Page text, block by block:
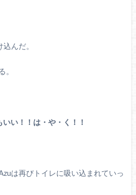
んだ。
。
い！！は・や・く！！
は再びトイレに吸い込まれていっ